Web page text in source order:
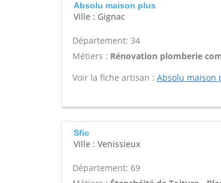
Absolu maison plus
Ville : Gignac
Département: 34
Métiers : Rénovation plomberie
Voir la fiche artisan : Absolu maison
Sfic
Ville : Venissieux
Département: 69